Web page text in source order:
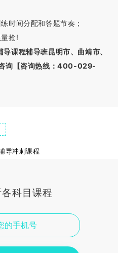
间分配和答题节奏；
抢!
课程辅导班昆明市、曲靖市、
询【咨询热线：400-029-
导冲刺课程
科目课程